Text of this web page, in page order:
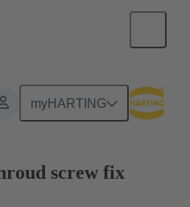
myHARTING
matką a płytą-córką
screw fix